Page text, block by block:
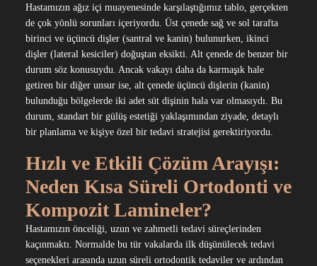
Hastamızın ağız içi muayenesinde karşılaştığımız tablo, gerçekten
de çok yönlü sorunları içeriyordu. Üst çenede sağ ve sol tarafta
birinci ve üçüncü dişler (santral ve kanin) bulunurken, ikinci
dişler (lateral kesiciler) doğuştan eksikti. Alt çenede de benzer bir
durum söz konusuydu. Ancak vakayı daha da karmaşık hale
getiren bir diğer unsur ise, alt çenede üçüncü dişlerin (kanin)
bulunduğu bölgelerde iki adet süt dişinin hala var olmasıydı. Bu
durum, standart bir gülüş estetiği yaklaşımından ziyade, detaylı
bir planlama ve kişiye özel bir tedavi stratejisi gerektiriyordu.
Hızlı ve Etkili Çözüm Arayışı:
Neden Kısa Süreli Ortodonti ve
Kompozit Lamineler?
Hastamızın önceliği, uzun ve zahmetli tedavi süreçlerinden
kaçınmaktı. Normalde bu tür vakalarda ilk düşünülecek tedavi
seçenekleri arasında uzun süreli ortodontik tedaviler ve ardından